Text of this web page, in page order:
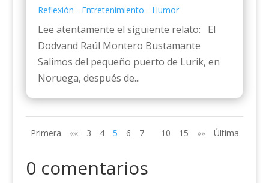
Reflexión - Entretenimiento - Humor
Lee atentamente el siguiente relato: El
Dodvand Raúl Montero Bustamante
Salimos del pequeño puerto de Lurik, en
Noruega, después de...
Primera «« 3 4 5 6 7 10 15 »» Última
0 comentarios